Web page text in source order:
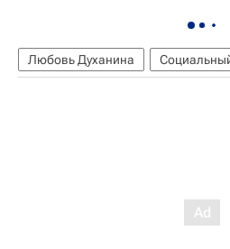
Любовь Духанина